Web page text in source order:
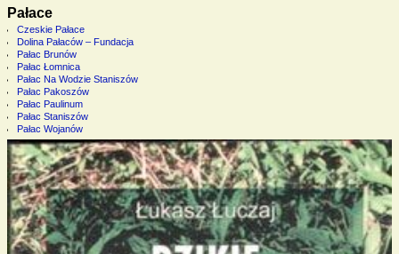
Pałace
Czeskie Pałace
Dolina Pałaców – Fundacja
Pałac Brunów
Pałac Łomnica
Pałac Na Wodzie Staniszów
Pałac Pakoszów
Pałac Paulinum
Pałac Staniszów
Pałac Wojanów